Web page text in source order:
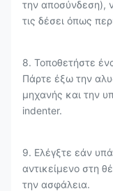
την αποσύνδεση),
τις δέσει όπως
8. Τοποθετήστε
Πάρτε έξω την
μηχανής και την
indenter.
9. Ελέγξτε εάν
αντικείμενο στη
την ασφάλεια.